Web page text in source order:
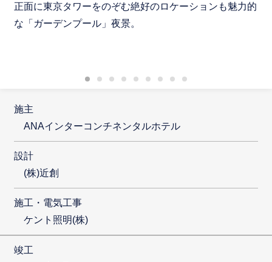
正面に東京タワーをのぞむ絶好のロケーションも魅力的
な「ガーデンプール」夜景。
施主
ANAインターコンチネンタルホテル
設計
(株)近創
施工・電気工事
ケント照明(株)
竣工